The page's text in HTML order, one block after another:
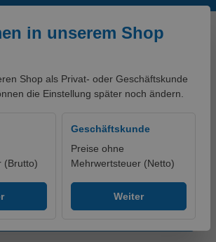
in unserem Shop
Shop als Privat- oder Geschäftskunde
die Einstellung später noch ändern.
(Brutto)
Geschäftskunde
Preise ohne
Mehrwertsteuer (Netto)
Weiter